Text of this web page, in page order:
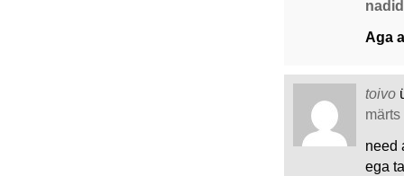
Aga
toivo
need
ega